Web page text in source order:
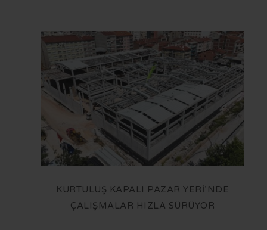
KURTULUŞ KAPALI PAZAR YERİ’NDE
ÇALIŞMALAR HIZLA SÜRÜYOR